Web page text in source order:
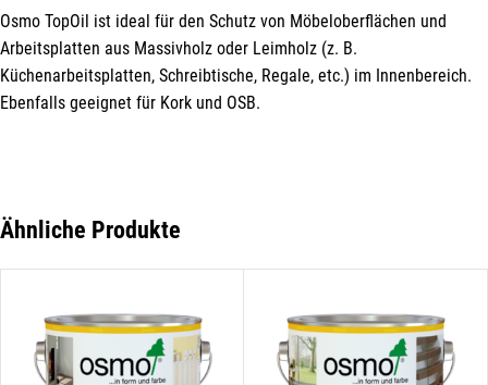
Osmo TopOil ist ideal für den Schutz von Möbeloberflächen und
Arbeitsplatten aus Massivholz oder Leimholz (z. B.
Küchenarbeitsplatten, Schreibtische, Regale, etc.) im Innenbereich.
Ebenfalls geeignet für Kork und OSB.
Ähnliche Produkte
E-Mail*
Hiermit erkläre ich mich damit einverstanden, dass die Daten
widerrufen werden.